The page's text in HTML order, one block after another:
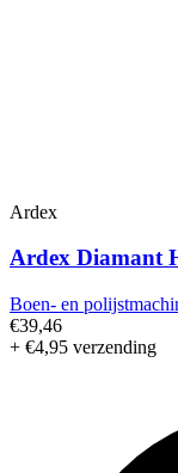
Ardex
Ardex Diamant
Boen- en
€39,46
+ €4,95 verzending